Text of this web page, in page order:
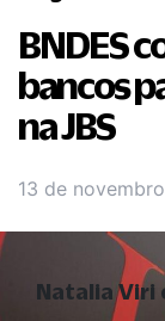
BNDES
bancos
na JBS
13 de
Natalia Viri